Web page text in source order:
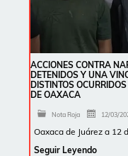
ACCIONES CONTRA
DETENIDOS Y UNA
DISTINTOS
DE OAXACA
Nota Roja 12/03/
Oaxaca de Juárez a 12
Seguir Leyendo